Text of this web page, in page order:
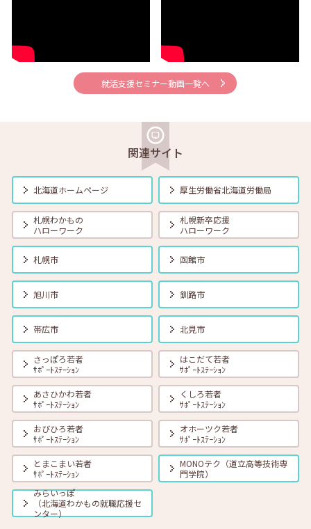
【オンライン】6月12日（金）就活ストレス４つの解消法 14:00～
14:30
2026年06月01日(月) セミナー 在職者 学生 求職者
在職者
【函館・対面】6月17日（水）就勝塾 採用につながる応募書類の書き
方 13:30～14:30
2026年06月01日(月) 学生 求職者
【帯広・対面】6月19日（金） 就勝塾 会話力アップ～アサーティブ・
コミュニケーション～ 11:00～11:40
学生
【オンライン】6月23日（火）採用につながる応募書類の書き方 14:00
～14:45
2026年06月01日(月) 学生 求職者
【オンライン】6月25日（木）小さな夢からかなえてみよう 14:00～
14:30
就活支援セミナー動画一覧へ
関連サイト
北海道ホームページ 厚生労働省北海道労働局
札幌わかもの
ハローワーク
札幌新卒応援
ハローワーク
札幌市 函館市
旭川市 釧路市
帯広市 北見市
さっぽろ若者
ｻﾎﾟｰﾄｽﾃｰｼｮﾝ
はこだて若者
ｻﾎﾟｰﾄｽﾃｰｼｮﾝ
あさひかわ若者
ｻﾎﾟｰﾄｽﾃｰｼｮﾝ
くしろ若者
ｻﾎﾟｰﾄｽﾃｰｼｮﾝ
おびひろ若者
ｻﾎﾟｰﾄｽﾃｰｼｮﾝ
オホーツク若者
ｻﾎﾟｰﾄｽﾃｰｼｮﾝ
とまこまい若者
ｻﾎﾟｰﾄｽﾃｰｼｮﾝ
MONOテク（道立高等技術専
門学院）
みらいっぽ
（北海道わかもの就職応援セ
ンター）